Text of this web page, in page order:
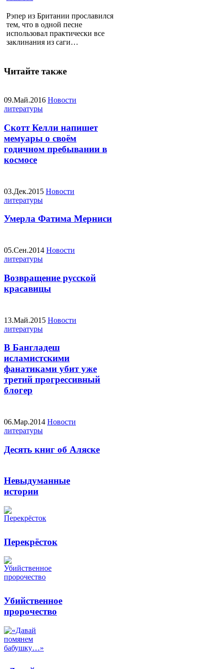
Рэпер из Британии прославился
тем, что в одной песне
использовал практически все
заклинания из саги…
Читайте также
09.Май.2016 Новости
литературы
Скотт Келли напишет
мемуары о своём
годичном пребывании в
космосе
03.Дек.2015 Новости
литературы
Умерла Фатима Мерниси
05.Сен.2014 Новости
литературы
Возвращение русской
красавицы
13.Май.2015 Новости
литературы
В Бангладеш
исламистскими
фанатиками убит уже
третий прогрессивный
блогер
06.Мар.2014 Новости
литературы
Десять книг об Аляске
Невыдуманные
истории
Перекрёсток
Убийственное
пророчество